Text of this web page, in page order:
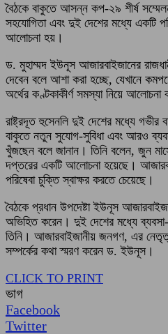
বৈঠকে বাকুতে আসন্ন কপ-২৯ শীর্ষ
সহযোগিতা এবং দুই দেশের মধ্যে একটি
আলোচনা হয়।
ড. মুহাম্মদ ইউনূস আজারবাইজানের
দেবেন বলে আশা করা হচ্ছে, যেখানে
অর্থের কণ্টকাকীর্ণ সমস্যা নিয়ে
রাষ্ট্রদূত হুসেনলি দুই দেশের মধ্যে গভীর
বাকুতে নতুন সুযোগ-সুবিধা এবং আরও
খুঁজছেন বলে জানান। তিনি বলেন, জুন
দপ্তরের একটি আলোচনা হয়েছে।
পরিষেবা চুক্তি স্বাক্ষর করতে চেয়েছে।
বৈঠকে প্রধান উপদেষ্টা ইউনূস
অভিহিত করেন। দুই দেশের মধ্যে
তিনি। আজারবাইজানীয় জনগণ, এর নেতৃত্ব
সম্পর্কের কথা স্মরণ করেন ড. ইউনূস।
CLICK TO PRINT
ভাগ
Facebook
Twitter